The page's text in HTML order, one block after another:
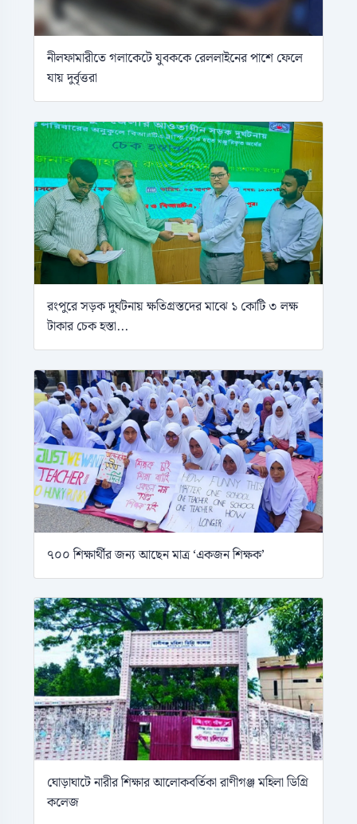
নীলফামারীতে গলাকেটে যুবককে রেললাইনের পাশে ফেলে
যায় দুর্বৃত্তরা
রংপুরে সড়ক দুর্ঘটনায় ক্ষতিগ্রস্তদের মাঝে ১ কোটি ৩ লক্ষ
টাকার চেক হস্তা...
৭০০ শিক্ষার্থীর জন্য আছেন মাত্র ‘একজন শিক্ষক’
ঘোড়াঘাটে নারীর শিক্ষার আলোকবর্তিকা রাণীগঞ্জ মহিলা ডিগ্রি
কলেজ